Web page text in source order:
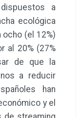
a
ecológica
ocho (el 12%)
al 20% (27%
de que la
a reducir
han
y el